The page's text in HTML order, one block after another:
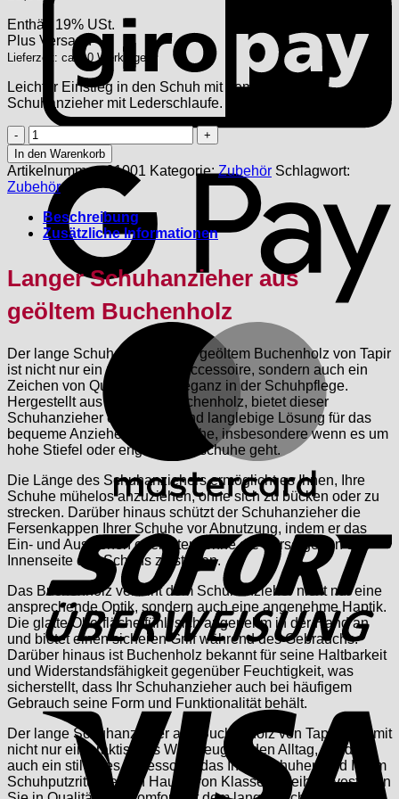
Enthält 19% USt.
Plus Versand
Lieferzeit: ca. 10 Werktage
Leichter Einstieg in den Schuh mit dem langen
Schuhanzieher mit Lederschlaufe.
Langer
Schuhanzieher
aus
geöltem
Buchenholz
Menge
In den Warenkorb
Artikelnummer:01001 Kategorie:Zubehör Schlagwort:
Zubehör
Beschreibung
Zusätzliche Informationen
Langer Schuhanzieher aus
geöltem Buchenholz
Der lange Schuhanzieher aus geöltem Buchenholz von Tapir
ist nicht nur ein praktisches Accessoire, sondern auch ein
Zeichen von Qualität und Eleganz in der Schuhpflege.
Hergestellt aus robustem Buchenholz, bietet dieser
Schuhanzieher eine solide und langlebige Lösung für das
bequeme Anziehen Ihrer Schuhe, insbesondere wenn es um
hohe Stiefel oder enge Schnürschuhe geht.
Die Länge des Schuhanziehers ermöglicht es Ihnen, Ihre
Schuhe mühelos anzuziehen, ohne sich zu bücken oder zu
strecken. Darüber hinaus schützt der Schuhanzieher die
Fersenkappen Ihrer Schuhe vor Abnutzung, indem er das
Ein- und Ausziehen erleichtert, ohne die Ferse gegen die
Innenseite des Schuhs zu stoßen.
Das Buchenholz verleiht dem Schuhanzieher nicht nur eine
ansprechende Optik, sondern auch eine angenehme Haptik.
Die glatte Oberfläche fühlt sich angenehm in der Hand an
und bietet einen sicheren Griff während des Gebrauchs.
Darüber hinaus ist Buchenholz bekannt für seine Haltbarkeit
und Widerstandsfähigkeit gegenüber Feuchtigkeit, was
sicherstellt, dass Ihr Schuhanzieher auch bei häufigem
Gebrauch seine Form und Funktionalität behält.
Der lange Schuhanzieher aus Buchenholz von Tapir ist somit
nicht nur ein praktisches Werkzeug für den Alltag, sondern
auch ein stilvolles Accessoire, das Ihren Schuhen und Ihrem
Schuhputzritual einen Hauch von Klasse verleiht. Investieren